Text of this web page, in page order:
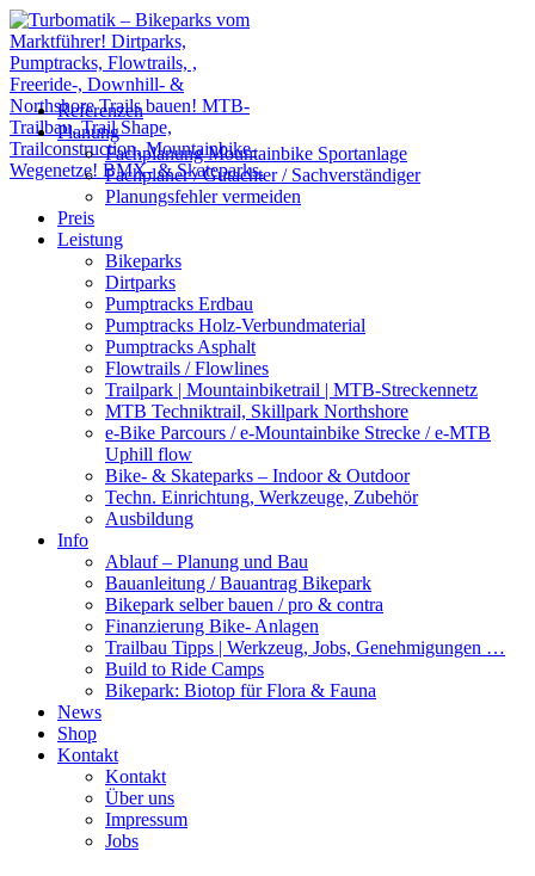
Referenzen
Planung
Fachplanung Mountainbike Sportanlage
Fachplaner / Gutachter / Sachverständiger
Planungsfehler vermeiden
Preis
Leistung
Bikeparks
Dirtparks
Pumptracks Erdbau
Pumptracks Holz-Verbundmaterial
Pumptracks Asphalt
Flowtrails / Flowlines
Trailpark | Mountainbiketrail | MTB-Streckennetz
MTB Techniktrail, Skillpark Northshore
e-Bike Parcours / e-Mountainbike Strecke / e-MTB
Uphill flow
Bike- & Skateparks – Indoor & Outdoor
Techn. Einrichtung, Werkzeuge, Zubehör
Ausbildung
Info
Ablauf – Planung und Bau
Bauanleitung / Bauantrag Bikepark
Bikepark selber bauen / pro & contra
Finanzierung Bike- Anlagen
Trailbau Tipps | Werkzeug, Jobs, Genehmigungen …
Build to Ride Camps
Bikepark: Biotop für Flora & Fauna
News
Shop
Kontakt
Kontakt
Über uns
Impressum
Jobs